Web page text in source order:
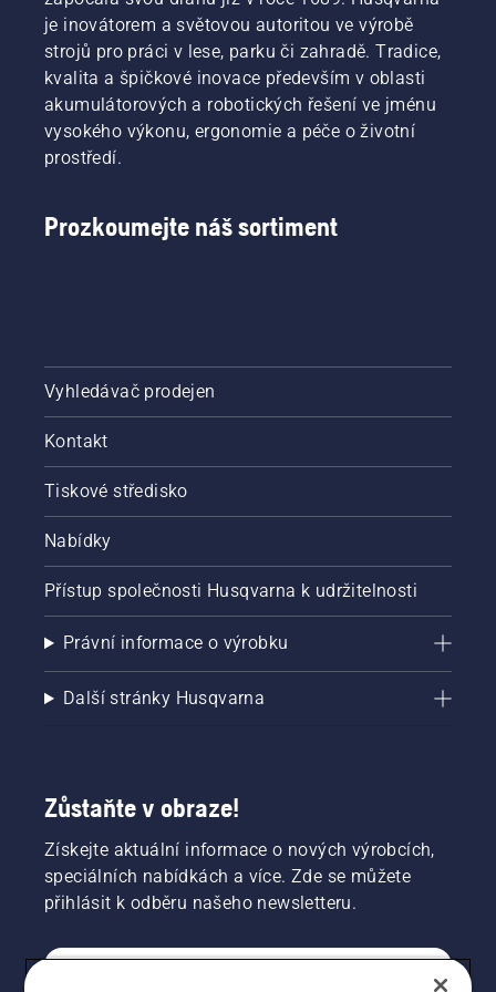
je inovátorem a světovou autoritou ve výrobě
strojů pro práci v lese, parku či zahradě. Tradice,
kvalita a špičkové inovace především v oblasti
akumulátorových a robotických řešení ve jménu
vysokého výkonu, ergonomie a péče o životní
prostředí.
Prozkoumejte náš sortiment
Vyhledávač prodejen
Kontakt
Tiskové středisko
Nabídky
Přístup společnosti Husqvarna k udržitelnosti
Právní informace o výrobku
Další stránky Husqvarna
Zůstaňte v obraze!
Získejte aktuální informace o nových výrobcích,
speciálních nabídkách a více. Zde se můžete
přihlásit k odběru našeho newsletteru.